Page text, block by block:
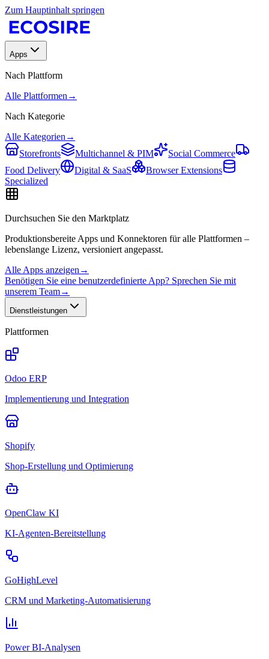
Zum Hauptinhalt springen
Apps
Nach Plattform
Alle Plattformen →
Nach Kategorie
Alle Kategorien →
Storefronts
Multichannel & PIM
Social Commerce
Food Delivery
Digital & SaaS
Browser Extensions
Specialized
Durchsuchen Sie den Marktplatz
Produktionsbereite Apps und Konnektoren für alle Plattformen –
lebenslange Lizenz, versioniert angepasst.
Alle Apps anzeigen →
Benötigen Sie eine benutzerdefinierte App? Sprechen Sie mit
unserem Team→
Dienstleistungen
Plattformen
Odoo ERP
Implementierung und Integration
Shopify
Shop-Erstellung und Optimierung
OpenClaw KI
KI-Agenten-Bereitstellung
GoHighLevel
CRM und Marketing-Automatisierung
Power BI-Analysen